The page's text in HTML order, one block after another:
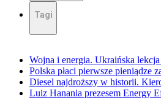
Tagi
Wojna i energia. Ukraińska
Polska płaci pierwsze pieniądze
Diesel najdroższy w historii.
Luiz Hanania prezesem Energy